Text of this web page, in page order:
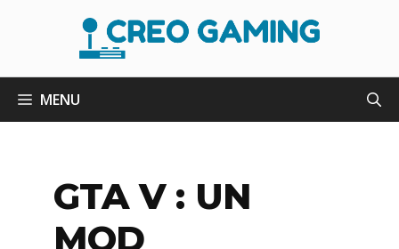
MENU
GTA V : UN
MOD